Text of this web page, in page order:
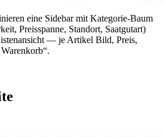
eine Sidebar mit Kategorie-Baum
Preisspanne, Standort, Saatgutart)
— je Artikel Bild, Preis,